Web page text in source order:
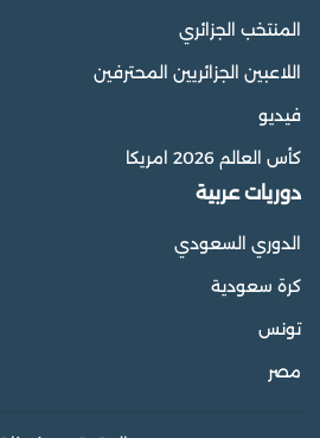
المنتخب الجزائري
اللاعبين الجزائريين المحترفين
فيديو
كأس العالم 2026 امريكا
دوريات عربية
الدوري السعودي
كرة سعودية
تونس
مصر